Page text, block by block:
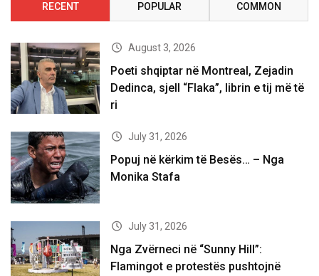
RECENT POPULAR COMMON
August 3, 2026
Poeti shqiptar në Montreal, Zejadin
Dedinca, sjell “Flaka”, librin e tij më të
ri
July 31, 2026
Popuj në kërkim të Besës… – Nga
Monika Stafa
July 31, 2026
Nga Zvërneci në “Sunny Hill”:
Flamingot e protestës pushtojnë